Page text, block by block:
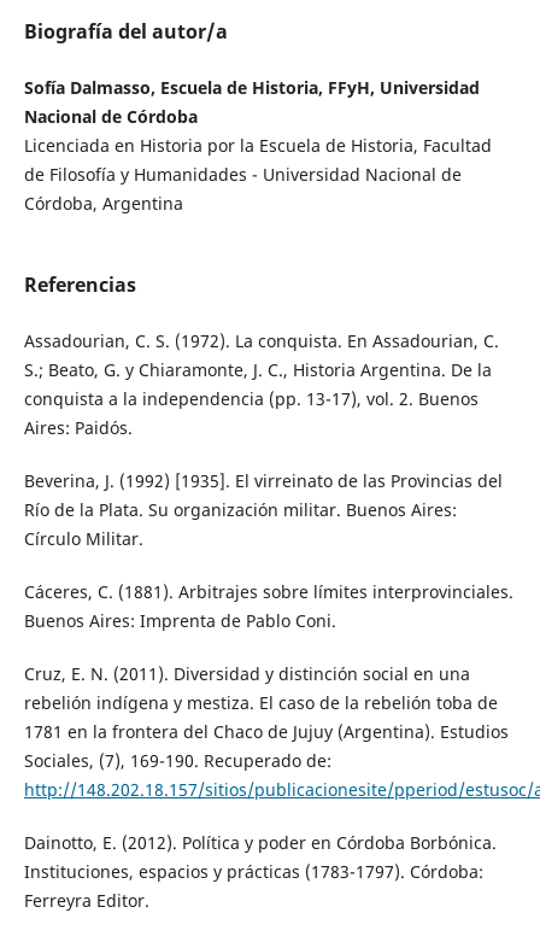
Biografía del autor/a
Sofía Dalmasso, Escuela de Historia, FFyH, Universidad
Nacional de Córdoba
Licenciada en Historia por la Escuela de Historia, Facultad
de Filosofía y Humanidades - Universidad Nacional de
Córdoba, Argentina
Referencias
Assadourian, C. S. (1972). La conquista. En Assadourian, C.
S.; Beato, G. y Chiaramonte, J. C., Historia Argentina. De la
conquista a la independencia (pp. 13-17), vol. 2. Buenos
Aires: Paidós.
Beverina, J. (1992) [1935]. El virreinato de las Provincias del
Río de la Plata. Su organización militar. Buenos Aires:
Círculo Militar.
Cáceres, C. (1881). Arbitrajes sobre límites interprovinciales.
Buenos Aires: Imprenta de Pablo Coni.
Cruz, E. N. (2011). Diversidad y distinción social en una
rebelión indígena y mestiza. El caso de la rebelión toba de
1781 en la frontera del Chaco de Jujuy (Argentina). Estudios
Sociales, (7), 169-190. Recuperado de:
http://148.202.18.157/sitios/publicacionesite/pperiod/
Dainotto, E. (2012). Política y poder en Córdoba Borbónica.
Instituciones, espacios y prácticas (1783-1797). Córdoba:
Ferreyra Editor.